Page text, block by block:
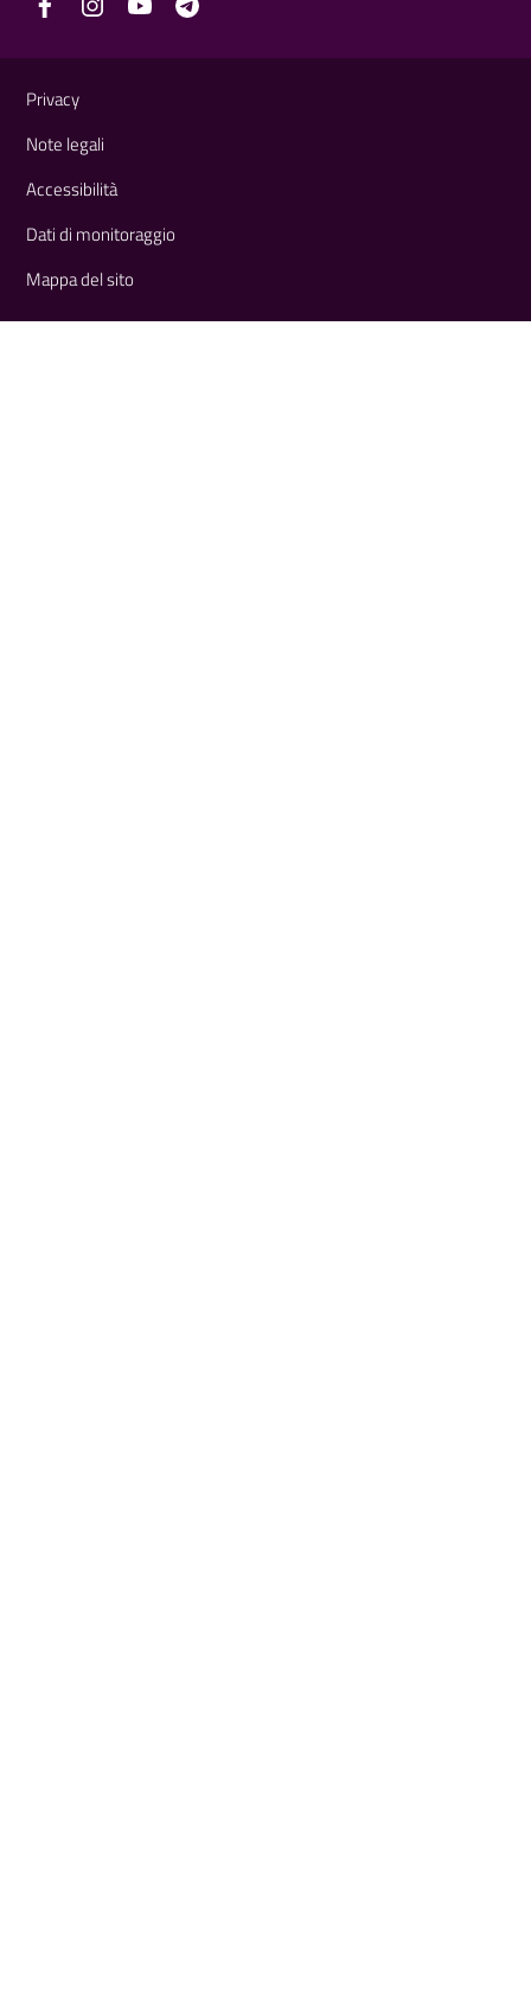
Privacy
Note legali
Accessibilità
Dati di monitoraggio
Mappa del sito